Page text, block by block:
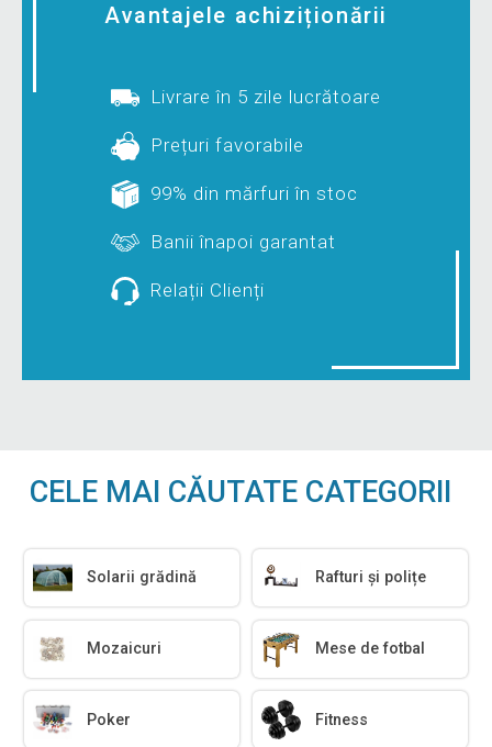
Avantajele achiziționării
Livrare în 5 zile lucrătoare
Prețuri favorabile
99% din mărfuri în stoc
Banii înapoi garantat
Relații Clienți
CELE MAI CĂUTATE CATEGORII
Solarii grădină Rafturi și polițe
Mozaicuri Mese de fotbal
Poker Fitness